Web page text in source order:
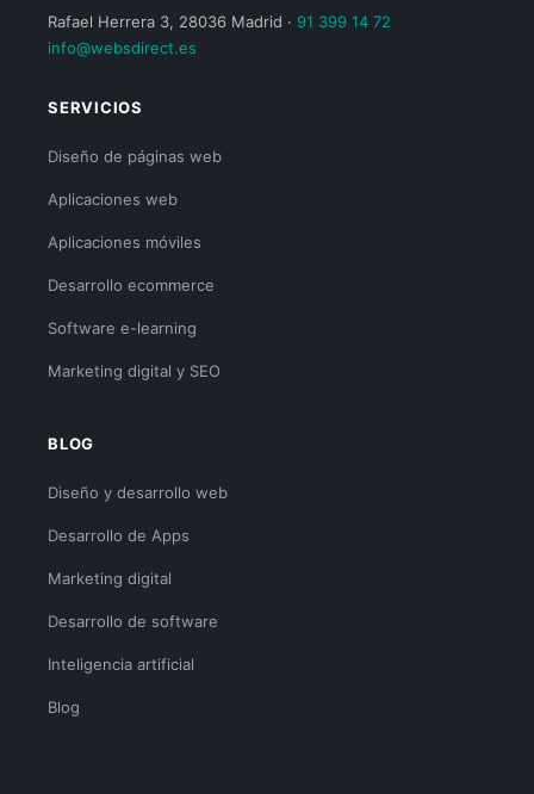
Rafael Herrera 3, 28036 Madrid · 91 399 14 72
info@websdirect.es
SERVICIOS
Diseño de páginas web
Aplicaciones web
Aplicaciones móviles
Desarrollo ecommerce
Software e-learning
Marketing digital y SEO
BLOG
Diseño y desarrollo web
Desarrollo de Apps
Marketing digital
Desarrollo de software
Inteligencia artificial
Blog